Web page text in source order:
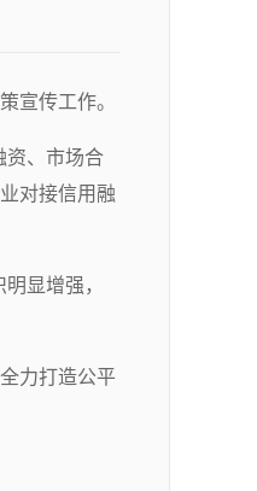
宣传工作。
资、市场合
对接信用融
显增强，
力打造公平